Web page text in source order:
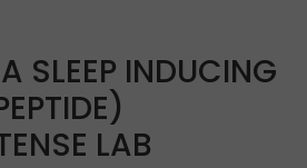
SLEEP INDUCING
LAB